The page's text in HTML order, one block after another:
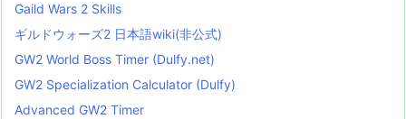
Gaild Wars 2 Skills
ギルドウォーズ2 日本語wiki(非公式)
GW2 World Boss Timer (Dulfy.net)
GW2 Specialization Calculator (Dulfy)
Advanced GW2 Timer